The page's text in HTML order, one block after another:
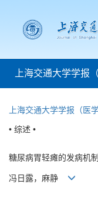
上海交通大学学报
上海交通大学学报（医学
• 综述 •
糖尿病胃轻瘫的发病机
冯日露，麻静